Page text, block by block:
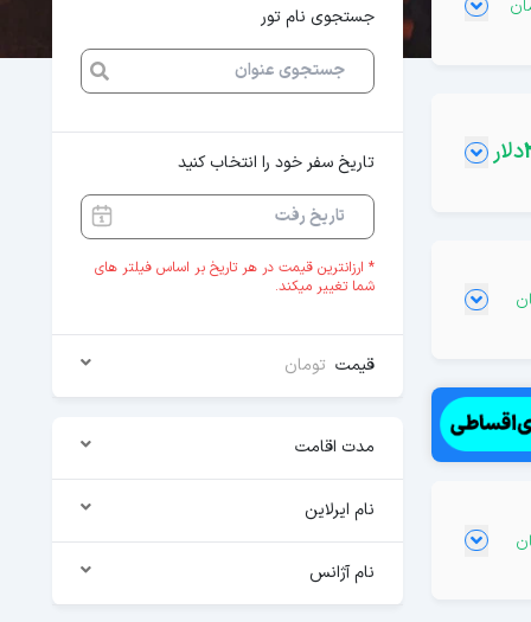
دلار
جستجوی نام تور
تاریخ سفر خود را انتخاب کنید
* ارزانترین قیمت در هر تاریخ بر اساس فیلتر های
شما تغییر میکند.
قیمت تومان
مدت اقامت
نام ایرلاین
نام آژانس